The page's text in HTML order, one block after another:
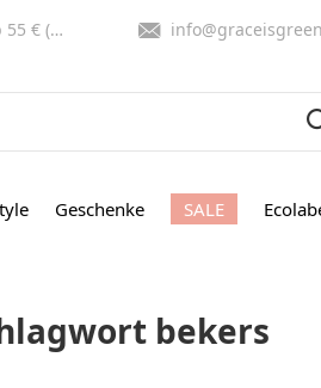
Geschenke SALE
BE) info@graceisgreen.com
bekers